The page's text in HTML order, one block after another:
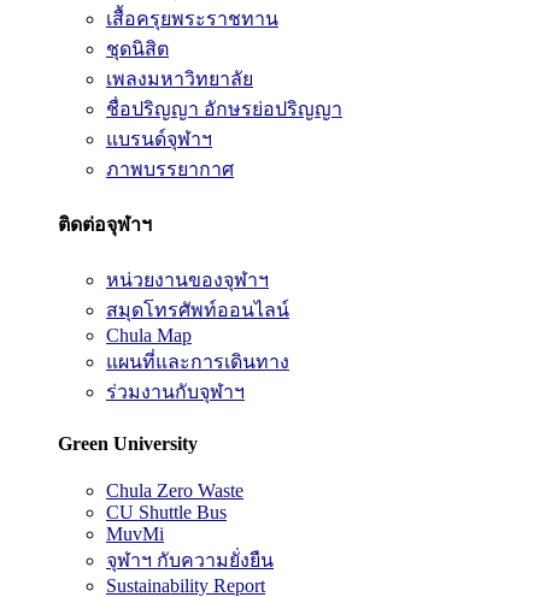
เสื้อครุยพระราชทาน
ชุดนิสิต
เพลงมหาวิทยาลัย
ชื่อปริญญา อักษรย่อปริญญา
แบรนด์จุฬาฯ
ภาพบรรยากาศ
ติดต่อจุฬาฯ
หน่วยงานของจุฬาฯ
สมุดโทรศัพท์ออนไลน์
Chula Map
แผนที่และการเดินทาง
ร่วมงานกับจุฬาฯ
Green University
Chula Zero Waste
CU Shuttle Bus
MuvMi
จุฬาฯ กับความยั่งยืน
Sustainability Report